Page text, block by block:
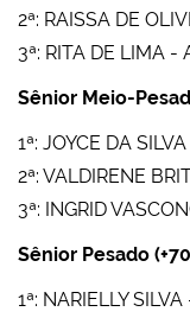
2ª: RAISSA DE
3ª: RITA DE LIMA -
Sênior Meio-
1ª: JOYCE DA
2ª: VALDIRENE
3ª: INGRID
Sênior Pesado
1ª: NARIELLY